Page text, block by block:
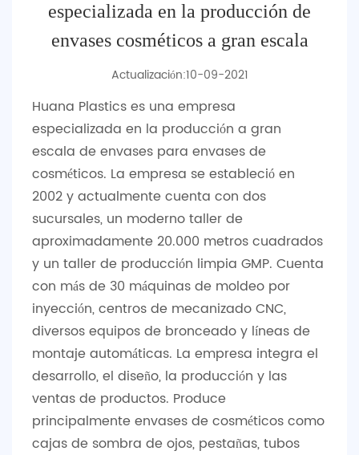
especializada en la producción de
envases cosméticos a gran escala
Actualización:10-09-2021
Huana Plastics es una empresa
especializada en la producción a gran
escala de envases para envases de
cosméticos. La empresa se estableció en
2002 y actualmente cuenta con dos
sucursales, un moderno taller de
aproximadamente 20.000 metros cuadrados
y un taller de producción limpia GMP. Cuenta
con más de 30 máquinas de moldeo por
inyección, centros de mecanizado CNC,
diversos equipos de bronceado y líneas de
montaje automáticas. La empresa integra el
desarrollo, el diseño, la producción y las
ventas de productos. Produce
principalmente envases de cosméticos como
cajas de sombra de ojos, pestañas, tubos